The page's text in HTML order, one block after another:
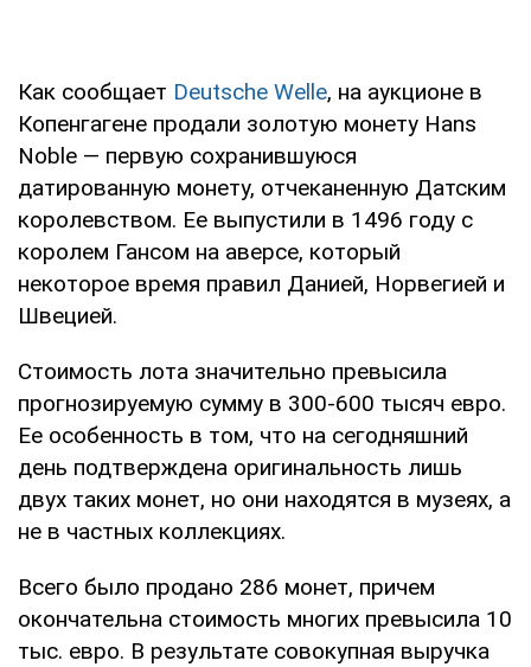
Как сообщает Deutsche Welle, на аукционе в
Копенгагене продали золотую монету Hans
Noble — первую сохранившуюся
датированную монету, отчеканенную Датским
королевством. Ее выпустили в 1496 году с
королем Гансом на аверсе, который
некоторое время правил Данией, Норвегией и
Швецией.
Стоимость лота значительно превысила
прогнозируемую сумму в 300-600 тысяч евро.
Ее особенность в том, что на сегодняшний
день подтверждена оригинальность лишь
двух таких монет, но они находятся в музеях, а
не в частных коллекциях.
Всего было продано 286 монет, причем
окончательна стоимость многих превысила 10
тыс. евро. В результате совокупная выручка